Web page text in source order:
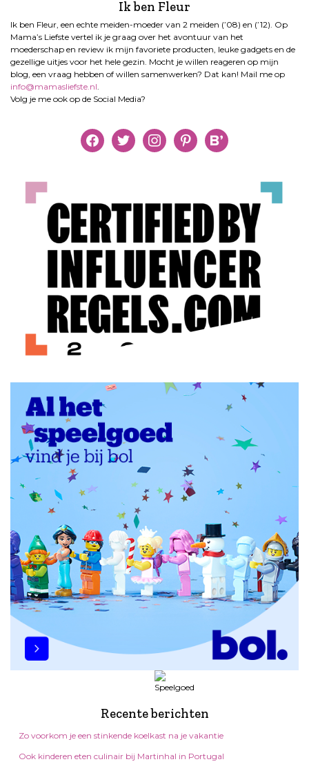
Ik ben Fleur
Ik ben Fleur, een echte meiden-moeder van 2 meiden (’08) en (’12). Op
Mama’s Liefste vertel ik je graag over het avontuur van het
moederschap en review ik mijn favoriete producten, leuke gadgets en de
gezellige uitjes voor het hele gezin. Mocht je willen reageren op mijn
blog, een vraag hebben of willen samenwerken? Dat kan! Mail me op
info@mamasliefste.nl.
Volg je me ook op de Social Media?
facebooktwitter instagrampinterestbloglovin
Recente berichten
Zo voorkom je een stinkende koelkast na je vakantie
Ook kinderen eten culinair bij Martinhal in Portugal